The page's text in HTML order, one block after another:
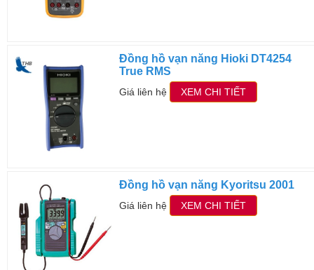
Đồng hồ vạn năng Hioki DT4254
True RMS
Giá liên hệ XEM CHI TIẾT
Đồng hồ vạn năng Kyoritsu 2001
Giá liên hệ XEM CHI TIẾT